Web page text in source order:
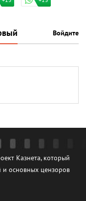
Войдите
Казнета, который
и основных цензоров